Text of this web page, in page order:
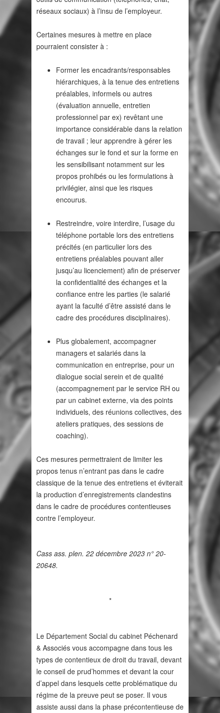
réseaux sociaux) à l’insu de l’employeur.
Certaines mesures à mettre en place
pourraient consister à :
Former les encadrants/responsables
hiérarchiques, à la tenue des entretiens
préalables, informels ou autres
(évaluation annuelle, entretien
professionnel par ex) revêtant une
importance considérable dans la relation
de travail ; leur apprendre à gérer les
échanges sur le fond et sur la forme en
les sensibilisant notamment sur les
propos prohibés ou les formulations à
privilégier, ainsi que les risques
encourus.
Restreindre, voire interdire, l’usage du
téléphone portable lors des entretiens
précités (en particulier lors des
entretiens préalables pouvant aller
jusqu’au licenciement) afin de préserver
la confidentialité des échanges et la
confiance entre les parties (le salarié
ayant la faculté d’être assisté dans le
cadre des procédures disciplinaires).
Plus globalement, accompagner
managers et salariés dans la
communication en entreprise, pour un
dialogue social serein et de qualité
(accompagnement par le service RH ou
par un cabinet externe, via des points
individuels, des réunions collectives, des
ateliers pratiques, des sessions de
coaching).
Ces mesures permettraient de limiter les
propos tenus n’entrant pas dans le cadre
classique de la tenue des entretiens et éviterait
la production d’enregistrements clandestins
dans le cadre de procédures contentieuses
contre l’employeur.
Cass ass. plen. 22 décembre 2023 n° 20-
20648.
*
Le Département Social du cabinet Péchenard
& Associés vous accompagne dans tous les
types de contentieux de droit du travail, devant
le conseil de prud’hommes et devant la cour
d’appel dans lesquels cette problématique du
régime de la preuve peut se poser. Il vous
assiste aussi dans la phase précontentieuse de